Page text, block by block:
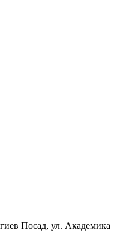
Посад, ул. Академика